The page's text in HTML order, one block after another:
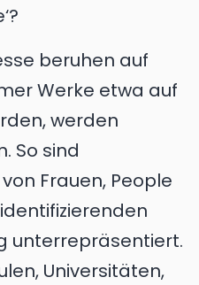
beruhen auf
Werke etwa auf
werden
So sind
Frauen, People
unterrepräsentiert.
Universitäten,